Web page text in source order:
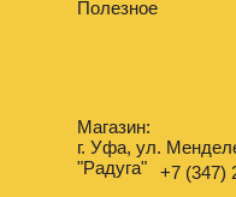
Полезное
Магазин:
г. Уфа, ул.
"Радуга"
+7 (347)